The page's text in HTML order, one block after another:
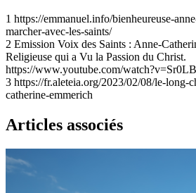
1 https://emmanuel.info/bienheureuse-
marcher-avec-les-saints/
2 Emission Voix des Saints : Anne-
Religieuse qui a Vu la Passion du Christ.
https://www.youtube.com/
3 https://fr.aleteia.org/2023/02/08/le-long-
catherine-emmerich
Articles associés